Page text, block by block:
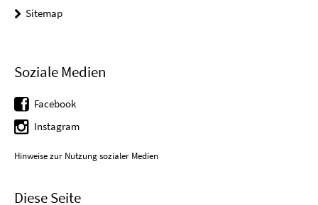
Sitemap
Soziale Medien
Facebook
Instagram
Hinweise zur Nutzung sozialer Medien
Diese Seite